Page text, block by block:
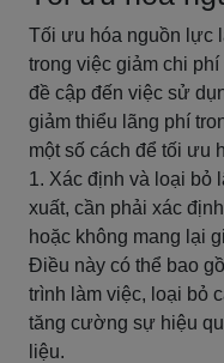
Tối ưu hóa nguồn lực
trong việc giảm chi
đề cập đến việc sử
giảm thiểu lãng phí
một số cách để tối ưu
1. Xác định và loại bỏ
xuất, cần phải xác
hoặc không mang lại
Điều này có thể bao
trình làm việc, loại bỏ
tăng cường sự hiệu
liệu.